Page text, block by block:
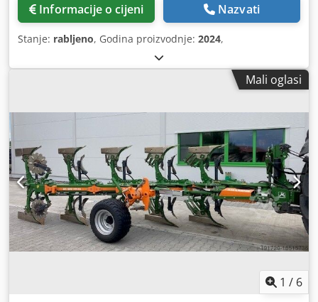
Informacije o cijeni Nazvati
Stanje: rabljeno, Godina proizvodnje: 2024,
Mali oglasi
1 / 6